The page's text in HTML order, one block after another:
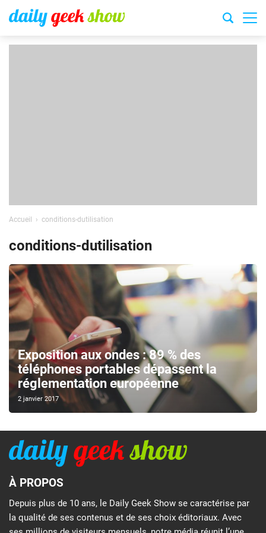
Accueil conditions-dutilisation
conditions-dutilisation
Exposition aux ondes : 89 % des
téléphones portables dépassent la
réglementation européenne
2 janvier 2017
À PROPOS
Depuis plus de 10 ans, le Daily Geek Show se caractérise par
la qualité de ses contenus et de ses choix éditoriaux. Avec